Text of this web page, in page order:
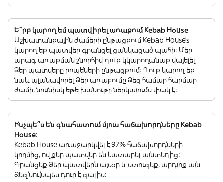
Ե՞րբ կարող եմ պատվիրել առաքում Kebab House
Աշխատանքային ժամերի ընթացքում Kebab House’s
կարող եք պատվեր գրանցել ցանկացած պահի: Մեր
արագ առաքման շնորհիվ դուք կկարողանաք վայելել
Ձեր պատվերը րոպեների ընթացքում: Դուք կարող եք
նաև պլանավորել Ձեր առաքումը Ձեզ համար հարմար
ժամի, նույնիսկ եթե խանութը ներկայումս փակ է:
Ինչպե՞ս են գնահատում մյուս հաճախորդները Kebab
House:
Kebab House առաջարկվել է 97% հաճախորդների
կողմից, ովքեր պատվեր են կատարել այնտեղից:
Գրանցեք Ձեր պատվերն այսօր և ստուգեք, արդյոք այն
Ձեզ նույնպես դուր է գալիս: